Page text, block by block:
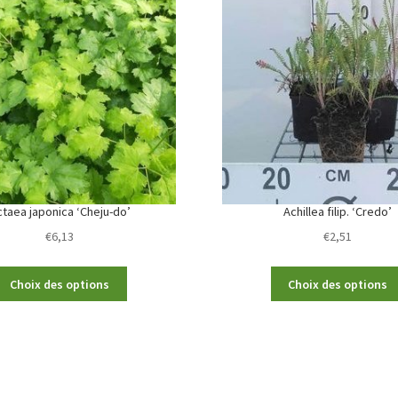
japonica ‘Cheju-do’
€6,13
Choix des options
Achillea filip. ‘Credo’
€2,51
Choix des options